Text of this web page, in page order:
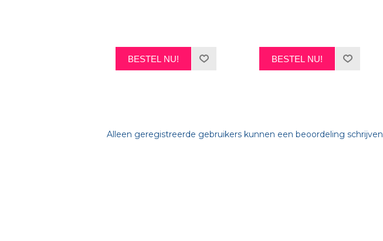
BESTEL NU! BESTEL NU!
Alleen geregistreerde gebruikers kunnen een beoordeling schrijven